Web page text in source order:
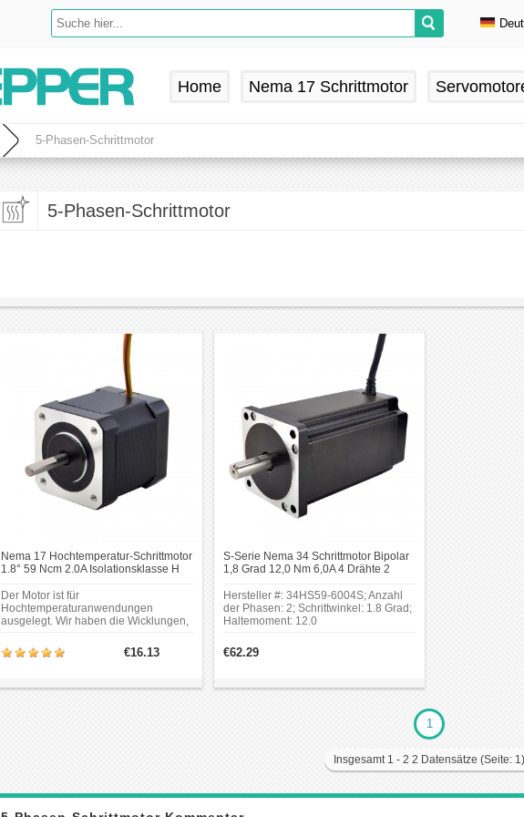
Home Nema 17 Schrittmotor
5-Phasen-Schrittmotor
5-Phasen-Schrittmotor
Nema 17 Hochtemperatur-Schrittmotor
1.8° 59 Ncm 2.0A Isolationsklasse H
Der Motor ist für
Hochtemperaturanwendungen
ausgelegt. Wir haben die Wicklungen,
Kunststoffskelett des Motors so
angepasst, dass sie die
Temperaturen von bis zu 180 Grad
€16.13
S-Serie Nema 34 Schrittmotor Bipolar
1,8 Grad 12,0 Nm 6,0A 4 Drähte 2
Hersteller #: 34HS59-6004S; Anzahl
der Phasen: 2; Schrittwinkel: 1.8 Grad;
Haltemoment: 12.0
Rahmengröße: 86 x 86 mm; Körper
Länge: 151.5 mm;Schaftdurchmesser:
Wellenlänge: 25 mm.
€62.29
1
Insgesamt 1 - 2 2 Datensätze (Seite: 1)